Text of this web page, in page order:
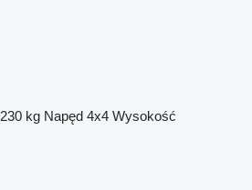
230 kg Napęd 4x4 Wysokość